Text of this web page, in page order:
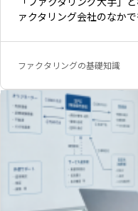
ァクタリング会社のなか
ファクタリングの基礎知識